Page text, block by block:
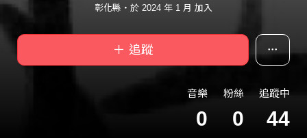
彰化縣・於 2024 年 1 月 加入
＋ 追蹤
音樂
0
粉絲
0
追蹤中
44